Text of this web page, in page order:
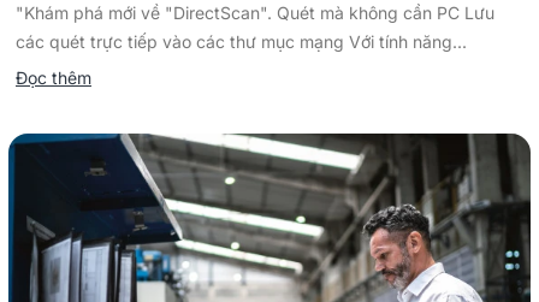
"Khám phá mới về "DirectScan". Quét mà không cần PC Lưu
các quét trực tiếp vào các thư mục mạng Với tính năng...
Đọc thêm